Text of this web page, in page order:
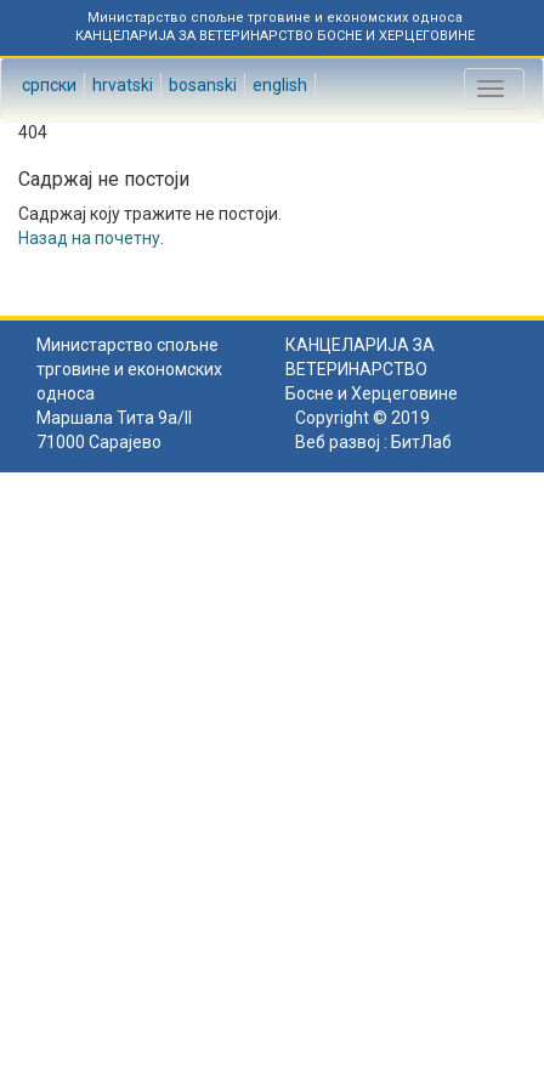
Министарство спољне трговине и економских односа
КАНЦЕЛАРИЈА ЗА ВЕТЕРИНАРСТВО БОСНЕ И ХЕРЦЕГОВИНЕ
српски hrvatski bosanski english
Toggle
404
Садржај не постоји
Садржај коју тражите не постоји.
Назад на почетну
Министарство спољне
трговине и економских
односа
КАНЦЕЛАРИЈА ЗА
ВЕТЕРИНАРСТВО
Босне и Херцеговине
Маршала Тита 9а/II
71000 Сарајево
Copyright © 2019
Веб развој : БитЛаб